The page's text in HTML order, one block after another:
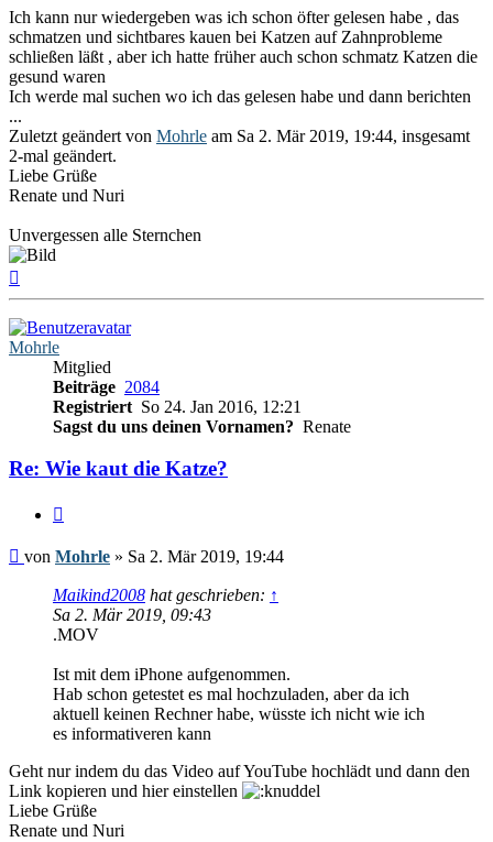
Ich kann nur wiedergeben was ich schon öfter gelesen habe , das
schmatzen und sichtbares kauen bei Katzen auf Zahnprobleme
schließen läßt , aber ich hatte früher auch schon schmatz Katzen die
gesund waren
Ich werde mal suchen wo ich das gelesen habe und dann berichten
...
Zuletzt geändert von Mohrle am Sa 2. Mär 2019, 19:44, insgesamt
2-mal geändert.
Liebe Grüße
Renate und Nuri
Unvergessen alle Sternchen
Mohrle
Mitglied
Beiträge 2084
Registriert So 24. Jan 2016, 12:21
Sagst du uns deinen Vornamen? Renate
Re: Wie kaut die Katze?
Beitrag
von Mohrle » Sa 2. Mär 2019, 19:44
Maikind2008 hat geschrieben: ↑
Sa 2. Mär 2019, 09:43
.MOV
Ist mit dem iPhone aufgenommen.
Hab schon getestet es mal hochzuladen, aber da ich
aktuell keinen Rechner habe, wüsste ich nicht wie ich
es informativeren kann
Geht nur indem du das Video auf YouTube hochlädt und dann den
Link kopieren und hier einstellen
Liebe Grüße
Renate und Nuri